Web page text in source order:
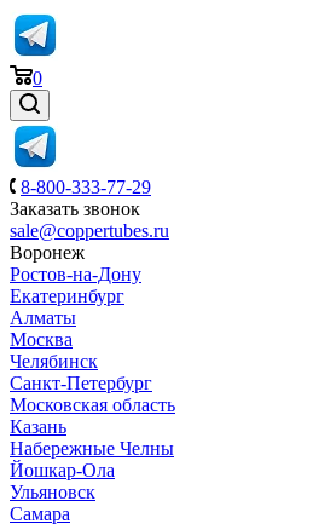
0
8-800-333-77-29
Заказать звонок
sale@coppertubes.ru
Воронеж
Ростов-на-Дону
Екатеринбург
Алматы
Москва
Челябинск
Санкт-Петербург
Московская область
Казань
Набережные Челны
Йошкар-Ола
Ульяновск
Самара